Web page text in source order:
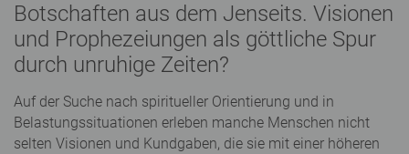
Botschaften aus dem Jenseits. Visionen
und Prophezeiungen als göttliche Spur
durch unruhige Zeiten?
Auf der Suche nach spiritueller Orientierung und in
Belastungssituationen erleben manche Menschen nicht
selten Visionen und Kundgaben, die sie mit einer höheren